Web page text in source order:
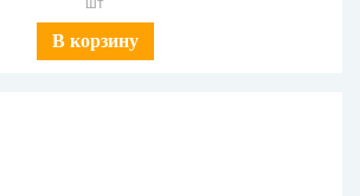
шт
В корзину